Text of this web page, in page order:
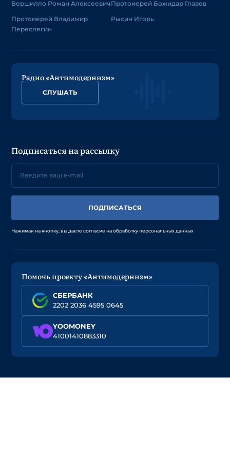
Вершилло Роман Алексеевич
Протоиерей Владимир
Переслегин
Протоиерей Божидар Главев
Рысин Игорь
Радио «Антимодернизм»
СЛУШАТЬ
Подписаться на рассылку
ПОДПИСАТЬСЯ
Нажимая на кнопку, вы даете согласие на обработку персональных данных
Помочь проекту «Антимодернизм»
СБЕРБАНК
2202 2036 4595 0645
YOOMONEY
41001410883310